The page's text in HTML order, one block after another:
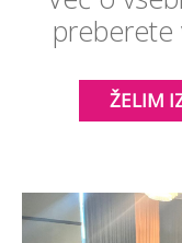
preberete
ŽELIM